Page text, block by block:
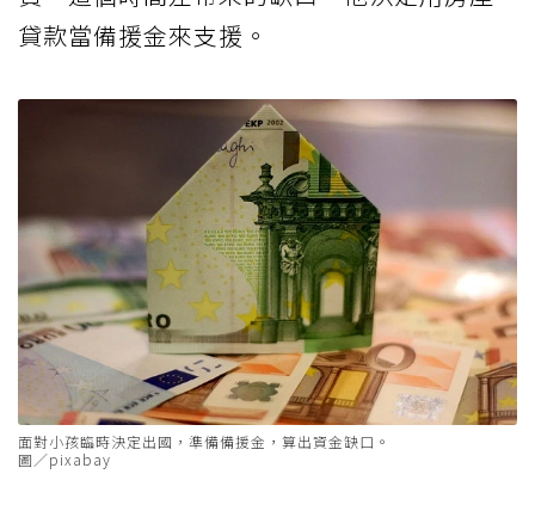
貸款當備援金來支援。
面對小孩臨時決定出國，準備備援金，算出資金缺口。
圖／pixabay